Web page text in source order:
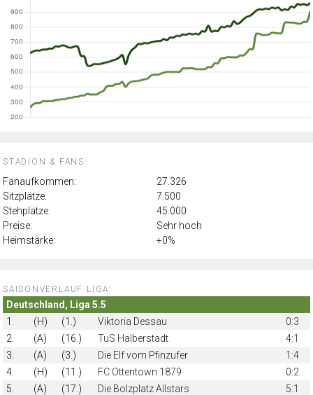
STADION & FANS:
Fanaufkommen:
27.326
Sitzplätze:
7.500
Stehplätze:
45.000
Preise:
Sehr hoch
Heimstärke:
+0%
SAISONVERLAUF LIGA:
Deutschland, Liga 5.5
1.
(H) (1.) Viktoria Dessau
0:3
2.
(A) (16.) TuS Halberstadt
4:1
3.
(A) (3.) Die Elf vom Pfinzufer
1:4
4.
(H) (11.) FC Ottentown 1879
0:2
5.
(A) (17.) Die Bolzplatz Allstars
5:1